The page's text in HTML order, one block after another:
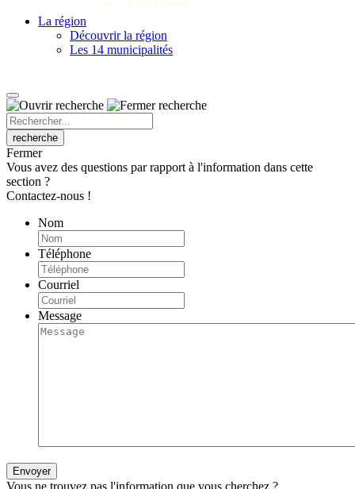
La région
Découvrir la région
Les 14 municipalités
Fermer
Vous avez des questions par rapport à l'information dans cette
section ?
Contactez-nous !
Nom
Téléphone
Courriel
Message
Vous ne trouvez pas l'information que vous cherchez ?